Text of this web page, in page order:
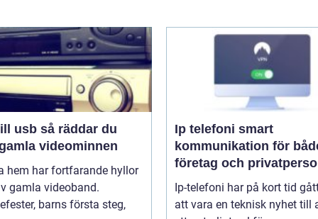
räddar du
videominnen
hem har fortfarande hyllor
gamla videoband.
barns första steg,
Ip telefoni smart
kommunikation för
företag och
Ip-telefoni har på kort tid
att vara en teknisk nyhet till